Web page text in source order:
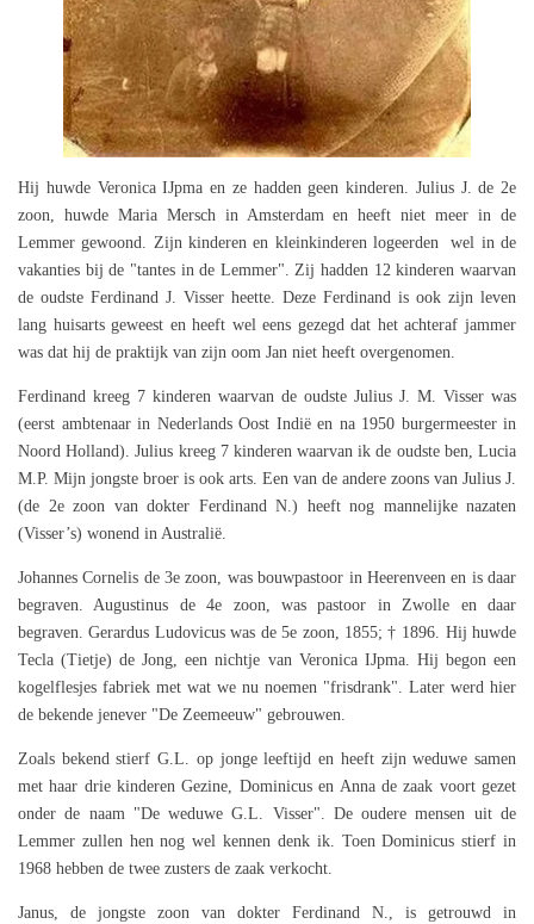
Hij huwde Veronica IJpma en ze hadden geen kinderen. Julius J. de 2e
zoon, huwde Maria Mersch in Amsterdam en heeft niet meer in de
Lemmer gewoond. Zijn kinderen en kleinkinderen logeerden wel in de
vakanties bij de "tantes in de Lemmer". Zij hadden 12 kinderen waarvan
de oudste Ferdinand J. Visser heette. Deze Ferdinand is ook zijn leven
lang huisarts geweest en heeft wel eens gezegd dat het achteraf jammer
was dat hij de praktijk van zijn oom Jan niet heeft overgenomen.
Ferdinand kreeg 7 kinderen waarvan de oudste Julius J. M. Visser was
(eerst ambtenaar in Nederlands Oost Indië en na 1950 burgermeester in
Noord Holland). Julius kreeg 7 kinderen waarvan ik de oudste ben, Lucia
M.P. Mijn jongste broer is ook arts. Een van de andere zoons van Julius J.
(de 2e zoon van dokter Ferdinand N.) heeft nog mannelijke nazaten
(Visser’s) wonend in Australië.
Johannes Cornelis de 3e zoon, was bouwpastoor in Heerenveen en is daar
begraven. Augustinus de 4e zoon, was pastoor in Zwolle en daar
begraven. Gerardus Ludovicus was de 5e zoon, 1855; † 1896. Hij huwde
Tecla (Tietje) de Jong, een nichtje van Veronica IJpma. Hij begon een
kogelflesjes fabriek met wat we nu noemen "frisdrank". Later werd hier
de bekende jenever "De Zeemeeuw" gebrouwen.
Zoals bekend stierf G.L. op jonge leeftijd en heeft zijn weduwe samen
met haar drie kinderen Gezine, Dominicus en Anna de zaak voort gezet
onder de naam "De weduwe G.L. Visser". De oudere mensen uit de
Lemmer zullen hen nog wel kennen denk ik. Toen Dominicus stierf in
1968 hebben de twee zusters de zaak verkocht.
Janus, de jongste zoon van dokter Ferdinand N., is getrouwd in